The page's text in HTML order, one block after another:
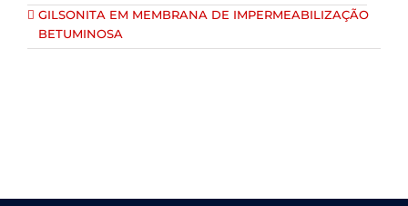
GILSONITA EM MEMBRANA DE IMPERMEABILIZAÇÃO
BETUMINOSA